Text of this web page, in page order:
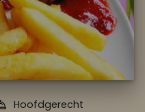
kookboek
voor Mijn Kookboek.
Hoofdgerecht